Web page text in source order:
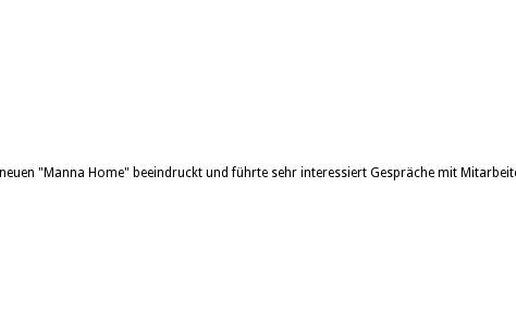
"Manna Home" beeindruckt und führte sehr interessiert Gespräche mit